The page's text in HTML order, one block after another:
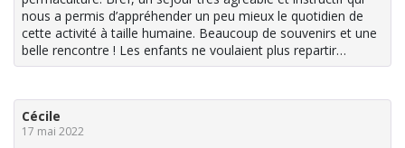
nous a permis d’appréhender un peu mieux le quotidien de
cette activité à taille humaine. Beaucoup de souvenirs et une
belle rencontre ! Les enfants ne voulaient plus repartir…
Cécile
17 mai 2022